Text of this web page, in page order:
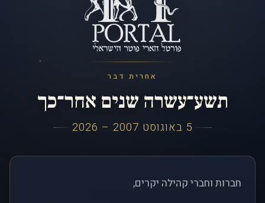
אחרית דבר
תשע־עשרה שנים אחר־כך
5 באוגוסט 2007 – 2026
חברות וחברי קהילה יקרים,